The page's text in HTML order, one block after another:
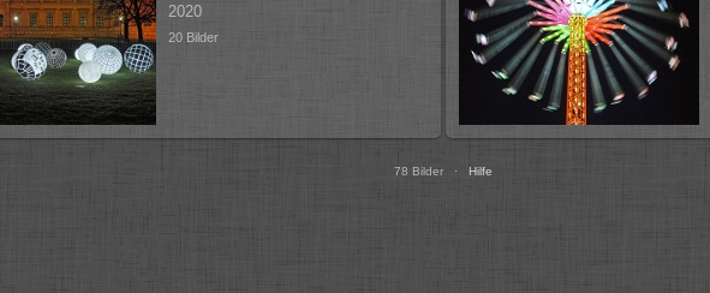
2020
20 Bilder
78 Bilder · Hilfe